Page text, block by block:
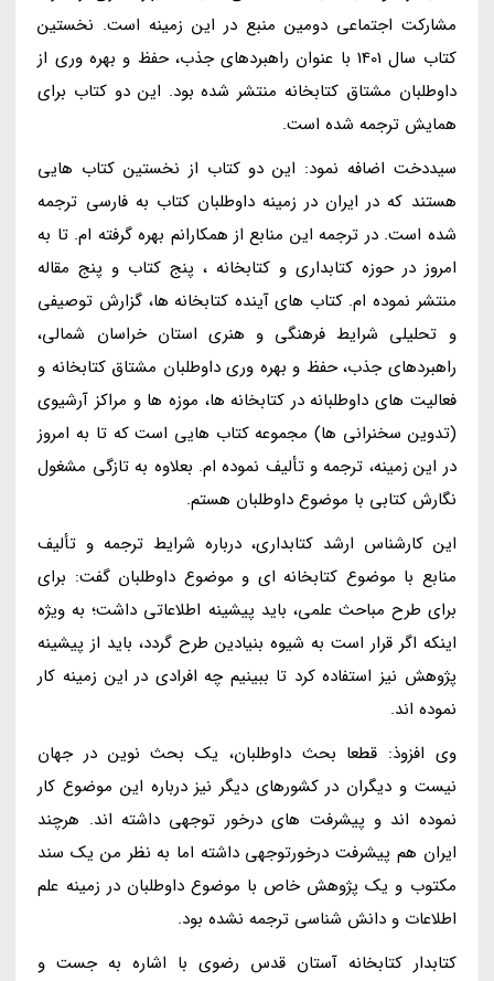
مشارکت اجتماعی دومین منبع در این زمینه است. نخستین
کتاب سال 1401 با عنوان راهبردهای جذب، حفظ و بهره وری از
داوطلبان مشتاق کتابخانه منتشر شده بود. این دو کتاب برای
همایش ترجمه شده است.
سیددخت اضافه نمود: این دو کتاب از نخستین کتاب هایی
هستند که در ایران در زمینه داوطلبان کتاب به فارسی ترجمه
شده است. در ترجمه این منابع از همکارانم بهره گرفته ام. تا به
امروز در حوزه کتابداری و کتابخانه ، پنج کتاب و پنج مقاله
منتشر نموده ام. کتاب های آینده کتابخانه ها، گزارش توصیفی
و تحلیلی شرایط فرهنگی و هنری استان خراسان شمالی،
راهبردهای جذب، حفظ و بهره وری داوطلبان مشتاق کتابخانه و
فعالیت های داوطلبانه در کتابخانه ها، موزه ها و مراکز آرشیوی
(تدوین سخنرانی ها) مجموعه کتاب هایی است که تا به امروز
در این زمینه، ترجمه و تألیف نموده ام. بعلاوه به تازگی مشغول
نگارش کتابی با موضوع داوطلبان هستم.
این کارشناس ارشد کتابداری، درباره شرایط ترجمه و تألیف
منابع با موضوع کتابخانه ای و موضوع داوطلبان گفت: برای
برای طرح مباحث علمی، باید پیشینه اطلاعاتی داشت؛ به ویژه
اینکه اگر قرار است به شیوه بنیادین طرح گردد، باید از پیشینه
پژوهش نیز استفاده کرد تا ببینیم چه افرادی در این زمینه کار
نموده اند.
وی افزوذ: قطعا بحث داوطلبان، یک بحث نوین در جهان
نیست و دیگران در کشورهای دیگر نیز درباره این موضوع کار
نموده اند و پیشرفت های درخور توجهی داشته اند. هرچند
ایران هم پیشرفت درخورتوجهی داشته اما به نظر من یک سند
مکتوب و یک پژوهش خاص با موضوع داوطلبان در زمینه علم
اطلاعات و دانش شناسی ترجمه نشده بود.
کتابدار کتابخانه آستان قدس رضوی با اشاره به جست و